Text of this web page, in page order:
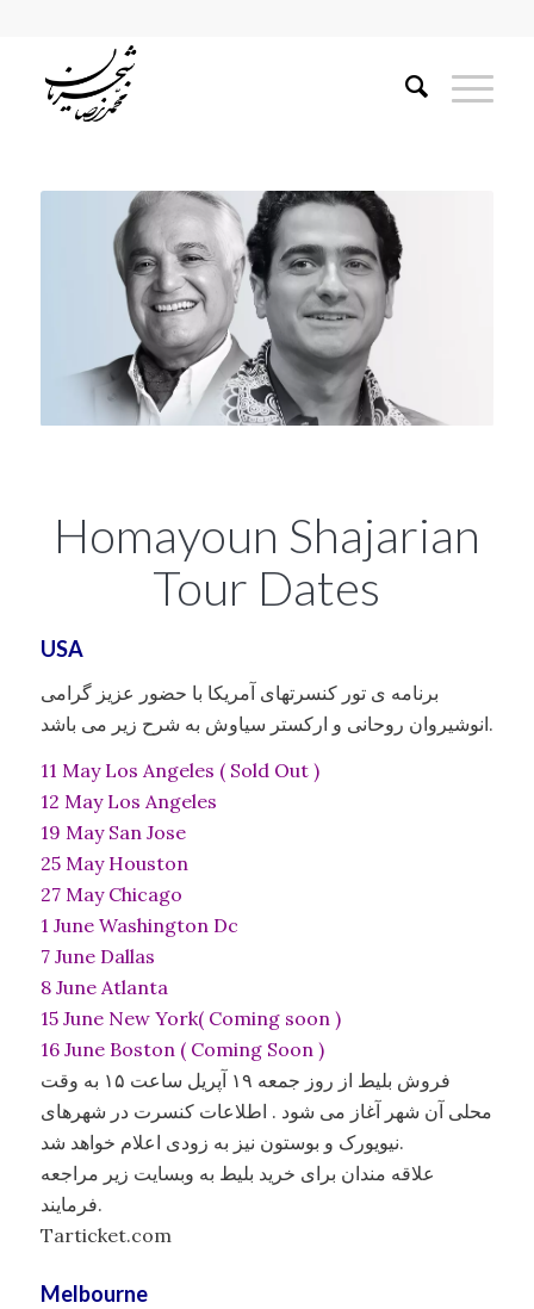
Homayoun Shajarian
Tour Dates
USA
برنامه ی تور کنسرتهای آمریکا با حضور عزیز گرامی
انوشیروان روحانی و ارکستر سیاوش به شرح زیر می باشد.
11 May Los Angeles ( Sold Out )
12 May Los Angeles
19 May San Jose
25 May Houston
27 May Chicago
1 June Washington Dc
7 June Dallas
8 June Atlanta
15 June New York( Coming soon )
16 June Boston ( Coming Soon )
فروش بلیط از روز جمعه ۱۹ آپریل ساعت ۱۵ به وقت
محلی آن شهر آغاز می شود . اطلاعات کنسرت در شهرهای
نیویورک و بوستون نیز به زودی اعلام خواهد شد.
علاقه مندان برای خرید بلیط به وبسایت زیر مراجعه
فرمایند.
Tarticket.com
Melbourne